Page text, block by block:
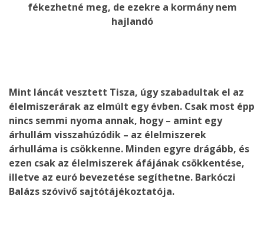
fékezhetné meg, de ezekre a kormány nem
hajlandó
Mint láncát vesztett Tisza, úgy szabadultak el az
élelmiszerárak az elmúlt egy évben. Csak most épp
nincs semmi nyoma annak, hogy – amint egy
árhullám visszahúzódik – az élelmiszerek
árhulláma is csökkenne. Minden egyre drágább, és
ezen csak az élelmiszerek áfájának csökkentése,
illetve az euró bevezetése segíthetne. Barkóczi
Balázs szóvivő sajtótájékoztatója.